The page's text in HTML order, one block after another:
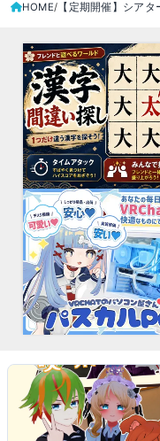
HOME 【定期開催】シアタ